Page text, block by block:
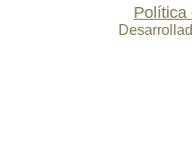
Política